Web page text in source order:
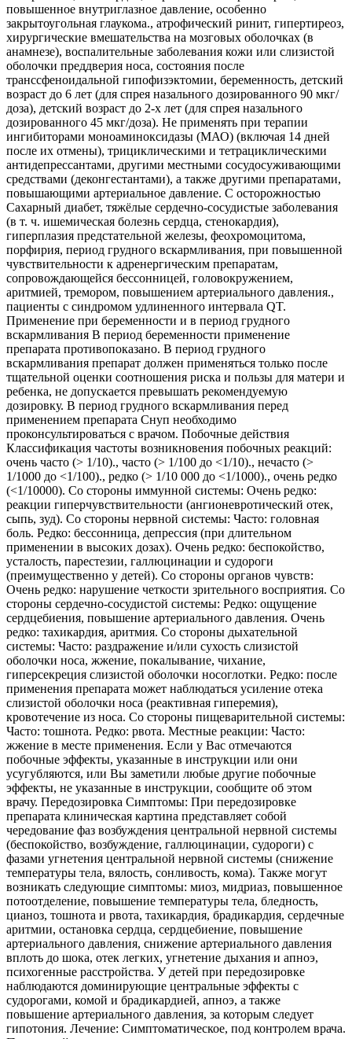
повышенное внутриглазное давление, особенно
закрытоугольная глаукома., атрофический ринит, гипертиреоз,
хирургические вмешательства на мозговых оболочках (в
анамнезе), воспалительные заболевания кожи или слизистой
оболочки преддверия носа, состояния после
транссфеноидальной гипофизэктомии, беременность, детский
возраст до 6 лет (для спрея назального дозированного 90 мкг/
доза), детский возраст до 2-х лет (для спрея назального
дозированного 45 мкг/доза). Не применять при терапии
ингибиторами моноаминоксидазы (МАО) (включая 14 дней
после их отмены), трициклическими и тетрациклическими
антидепрессантами, другими местными сосудосуживающими
средствами (деконгестантами), а также другими препаратами,
повышающими артериальное давление. С осторожностью
Сахарный диабет, тяжёлые сердечно-сосудистые заболевания
(в т. ч. ишемическая болезнь сердца, стенокардия),
гиперплазия предстательной железы, феохромоцитома,
порфирия, период грудного вскармливания, при повышенной
чувствительности к адренергическим препаратам,
сопровождающейся бессонницей, головокружением,
аритмией, тремором, повышением артериального давления.,
пациенты с синдромом удлиненного интервала QT.
Применение при беременности и в период грудного
вскармливания В период беременности применение
препарата противопоказано. В период грудного
вскармливания препарат должен применяться только после
тщательной оценки соотношения риска и пользы для матери и
ребенка, не допускается превышать рекомендуемую
дозировку. В период грудного вскармливания перед
применением препарата Снуп необходимо
проконсультироваться с врачом. Побочные действия
Классификация частоты возникновения побочных реакций:
очень часто (> 1/10)., часто (> 1/100 до <1/10)., нечасто (>
1/1000 до <1/100)., редко (> 1/10 000 до <1/1000)., очень редко
(<1/10000). Со стороны иммунной системы: Очень редко:
реакции гиперчувствительности (ангионевротический отек,
сыпь, зуд). Со стороны нервной системы: Часто: головная
боль. Редко: бессонница, депрессия (при длительном
применении в высоких дозах). Очень редко: беспокойство,
усталость, парестезии, галлюцинации и судороги
(преимущественно у детей). Со стороны органов чувств:
Очень редко: нарушение четкости зрительного восприятия. Со
стороны сердечно-сосудистой системы: Редко: ощущение
сердцебиения, повышение артериального давления. Очень
редко: тахикардия, аритмия. Со стороны дыхательной
системы: Часто: раздражение и/или сухость слизистой
оболочки носа, жжение, покалывание, чихание,
гиперсекреция слизистой оболочки носоглотки. Редко: после
применения препарата может наблюдаться усиление отека
слизистой оболочки носа (реактивная гиперемия),
кровотечение из носа. Со стороны пищеварительной системы:
Часто: тошнота. Редко: рвота. Местные реакции: Часто:
жжение в месте применения. Если у Вас отмечаются
побочные эффекты, указанные в инструкции или они
усугубляются, или Вы заметили любые другие побочные
эффекты, не указанные в инструкции, сообщите об этом
врачу. Передозировка Симптомы: При передозировке
препарата клиническая картина представляет собой
чередование фаз возбуждения центральной нервной системы
(беспокойство, возбуждение, галлюцинации, судороги) с
фазами угнетения центральной нервной системы (снижение
температуры тела, вялость, сонливость, кома). Также могут
возникать следующие симптомы: миоз, мидриаз, повышенное
потоотделение, повышение температуры тела, бледность,
цианоз, тошнота и рвота, тахикардия, брадикардия, сердечные
аритмии, остановка сердца, сердцебиение, повышение
артериального давления, снижение артериального давления
вплоть до шока, отек легких, угнетение дыхания и апноэ,
психогенные расстройства. У детей при передозировке
наблюдаются доминирующие центральные эффекты с
судорогами, комой и брадикардией, апноэ, а также
повышение артериального давления, за которым следует
гипотония. Лечение: Симптоматическое, под контролем врача.